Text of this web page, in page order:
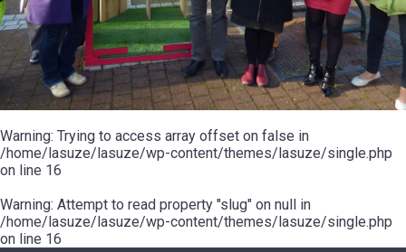
20ÈME
SIÈCLE
RÉUNIONS
DU
CONSEIL
MUNICIPAL
ARRÊTÉS
ET
DÉCISIONS
DU
MAIRE
MOT
DE
LA
MINORITÉ
LES
ÉCOLES
LE
COLLÈGE
ESPACE
JEUNES
11
18
:
ASSOCIATION
COULÉE
DOUCE
ENVIRONNEMENT
L'EAU
ET
L'ASSAINISSEMENT
RÉSIDENCE
AUTONOMIE
LE
CCAS
LA
POLICE
SÉCURITÉ
/
RISQUES
MAJEURS
DE
MUSIQUE
L'ÉCOLE
COMMUNAUTAIRE
DE
DANSE
PISCINE
ASSOCIATIONS
VOIE
VERTE
VISITES
ET
DÉCOUVERTES
LES
RANDONNÉES
LE
POUR
CAMPING-
CARS
TENTES
CARAVANES
LA
HALTE
FLUVIALE
Warning: Trying to access array offset on false in
/home/lasuze/lasuze/wp-content/themes/lasuze/single.php
on line 16
Warning: Attempt to read property "slug" on null in
/home/lasuze/lasuze/wp-content/themes/lasuze/single.php
on line 16